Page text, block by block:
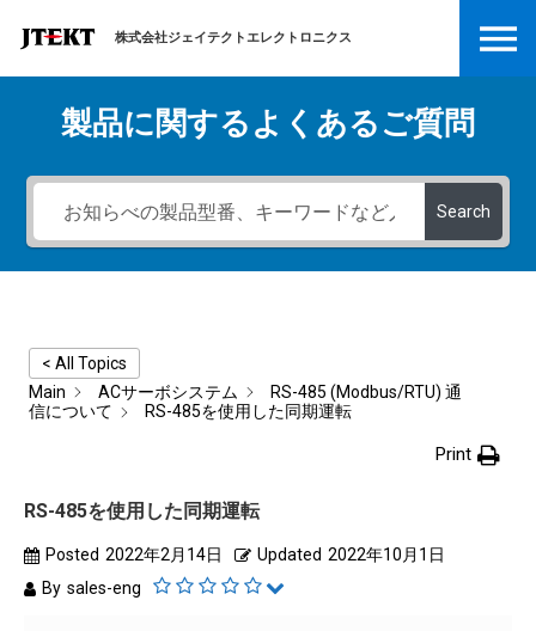
株式会社ジェイテクトエレクトロニクス
製品に関するよくあるご質問
Search
< All Topics
Main
ACサーボシステム
RS-485 (Modbus/RTU) 通
信について
RS-485を使用した同期運転
Print
RS-485を使用した同期運転
Posted 2022年2月14日 Updated 2022年10月1日
By sales-eng